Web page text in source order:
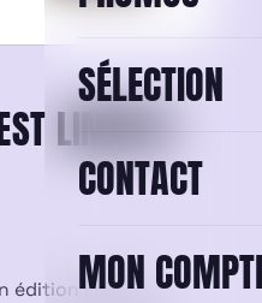
SÉLECTION
CONTACT
MON
LIMITED
édition limitée